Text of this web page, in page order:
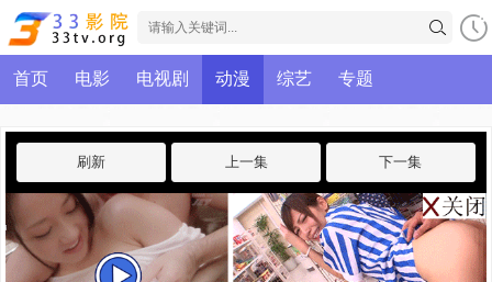
首页 电影 电视剧 动漫 综艺 专题
刷新 上一集 下一集